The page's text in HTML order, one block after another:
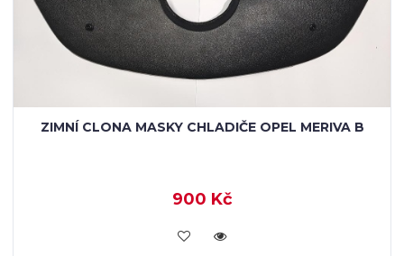
ZIMNÍ CLONA MASKY CHLADIČE OPEL MERIVA B
900 Kč
KOUPIT